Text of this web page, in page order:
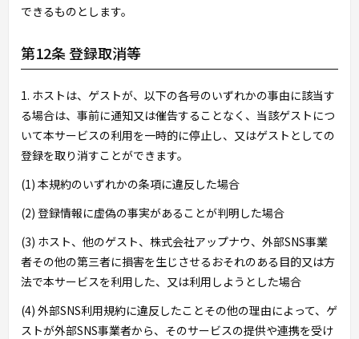
できるものとします。
第12条 登録取消等
1. ホストは、ゲストが、以下の各号のいずれかの事由に該当す
る場合は、事前に通知又は催告することなく、当該ゲストにつ
いて本サービスの利用を一時的に停止し、又はゲストとしての
登録を取り消すことができます。
(1) 本規約のいずれかの条項に違反した場合
(2) 登録情報に虚偽の事実があることが判明した場合
(3) ホスト、他のゲスト、株式会社アップナウ、外部SNS事業
者その他の第三者に損害を生じさせるおそれのある目的又は方
法で本サービスを利用した、又は利用しようとした場合
(4) 外部SNS利用規約に違反したことその他の理由によって、ゲ
ストが外部SNS事業者から、そのサービスの提供や連携を受け